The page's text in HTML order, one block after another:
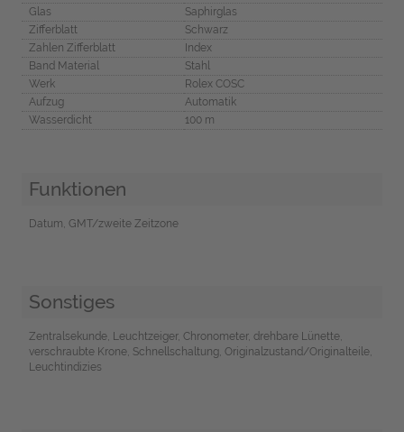
Glas
Saphirglas
Zifferblatt
Schwarz
Zahlen Zifferblatt
Index
Band Material
Stahl
Werk
Rolex COSC
Aufzug
Automatik
Wasserdicht
100 m
Funktionen
Datum, GMT/zweite Zeitzone
Sonstiges
Zentralsekunde, Leuchtzeiger, Chronometer, drehbare Lünette,
verschraubte Krone, Schnellschaltung, Originalzustand/Originalteile,
Leuchtindizies